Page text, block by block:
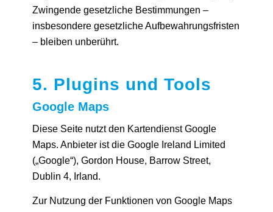
Zwingende gesetzliche Bestimmungen –
insbesondere gesetzliche Aufbewahrungsfristen
– bleiben unberührt.
5. Plugins und Tools
Google Maps
Diese Seite nutzt den Kartendienst Google
Maps. Anbieter ist die Google Ireland Limited
(„Google“), Gordon House, Barrow Street,
Dublin 4, Irland.
Zur Nutzung der Funktionen von Google Maps